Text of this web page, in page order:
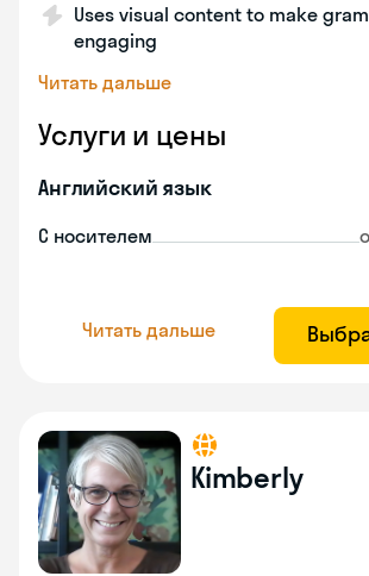
Uses visual content to make
engaging
Читать дальше
Услуги и цены
Английский язык
С носителем
Читать дальше
Kimberly